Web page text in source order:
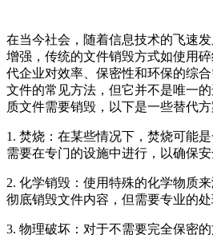
在当今社会，随着信息技术的飞速
增强，传统的文件销毁方式如使用
代企业对效率、保密性和环保的综
文件的常见方法，但它并不是唯一
质文件需要销毁，以下是一些替代方
1. 焚烧：在某些情况下，焚烧可能
需要在专门的设施中进行，以确保安
2. 化学销毁：使用特殊的化学物质
彻底销毁文件内容，但需要专业的处
3. 物理破坏：对于不需要完全保密